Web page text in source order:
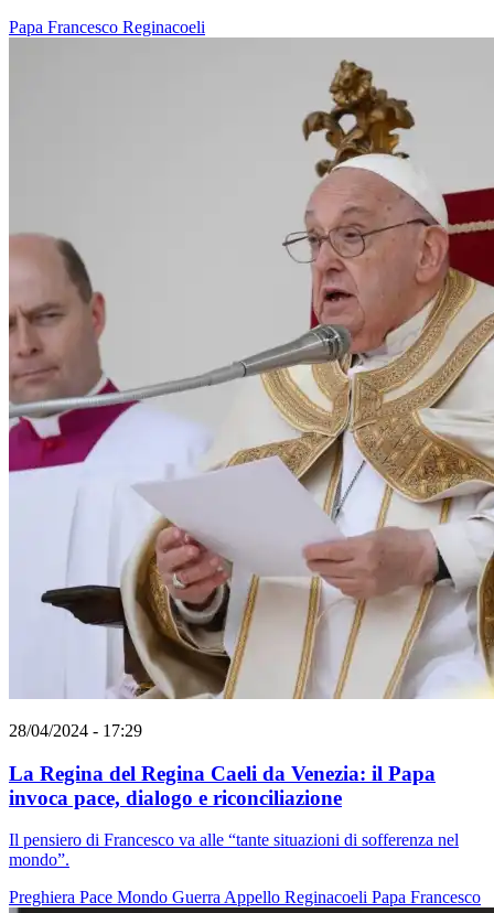
Papa Francesco Reginacoeli
28/04/2024 - 17:29
La Regina del Regina Caeli da Venezia: il Papa
invoca pace, dialogo e riconciliazione
Il pensiero di Francesco va alle “tante situazioni di sofferenza nel
mondo”.
Preghiera Pace Mondo Guerra Appello Reginacoeli Papa Francesco